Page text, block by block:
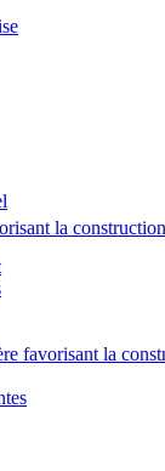
la
favorisant la